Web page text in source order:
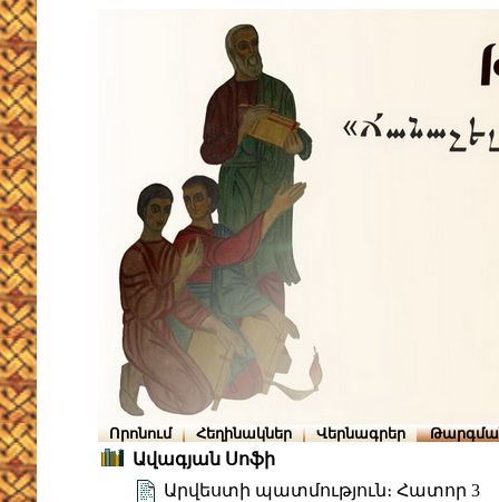
Որոնում Հեղինակներ Վերնագրեր
Ավագյան Սոֆի
Արվեստի պատմություն։ Հատոր 3